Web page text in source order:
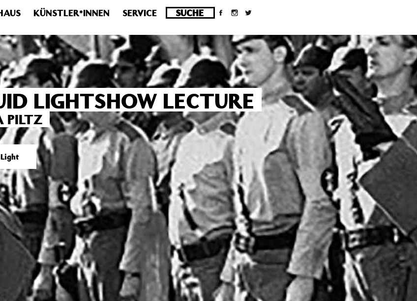
Verwende stattdessen get_permalink(). in
/homepages/10/d43051023/htdocs/wordpress/wp-
KÜNSTLER*INNEN
SERVICE
LIGHTSHOW LECTURE
PILTZ